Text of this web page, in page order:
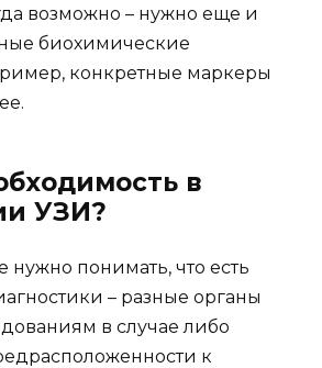
возможно – нужно еще и
биохимические
конкретные маркеры
в
УЗИ?
нужно понимать, что есть
– разные органы
в случае либо
к